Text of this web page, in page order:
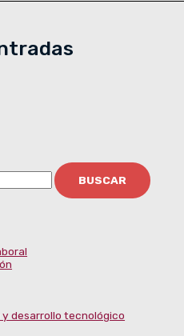
desarrollo tecnológico